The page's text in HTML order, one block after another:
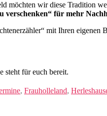
möchten wir diese Tradition
verschenken“ für mehr
mit Ihren
steht für euch bereit.
, Frauholleland,